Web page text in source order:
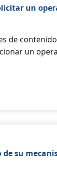
un
de
un
de su